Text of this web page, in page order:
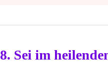
8. Sei im